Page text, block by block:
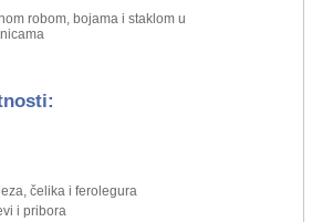
robom, bojama i staklom u
čelika i ferolegura
i pribora